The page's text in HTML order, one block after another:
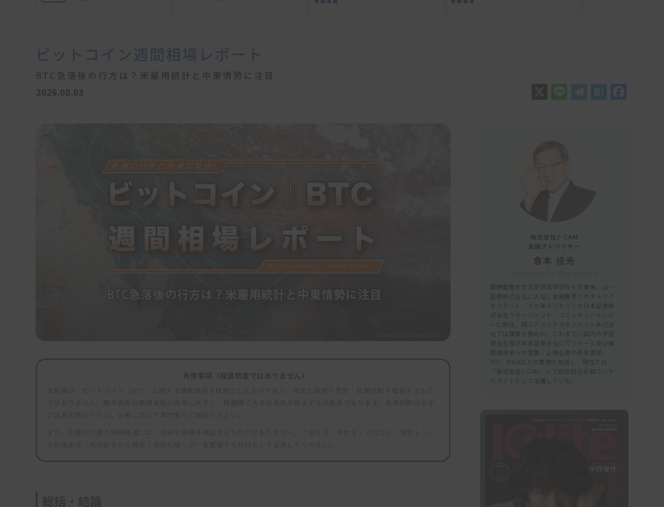
ビットコイン週間相場レポート
BTC急落後の行方は？米雇用統計と中東情勢に注目
2026.08.03
X LineTelegram
Hatena
株式会社J-CAM
金融アドバイザー
倉本 佳光
慶應義塾大学法学部法律学科を卒業後、山一
証券株式会社に入社し金融業界でのキャリア
をスタート、その後メリルリンチ日本証券株
式会社マネージメント・コミッティーメンバ
ーに就任、岡三アセットマネジメント株式会
社では理事を務めた。これまでに国内大手証
券会社及び米系証券会社にてリテール及び機
関投資家への営業、上場企業の資金調達、
IPO、M&Aなどの業務を担当し、現在では
「株式会社J-CAM」にて総合的な金融コンサ
ルタントとして活躍している。